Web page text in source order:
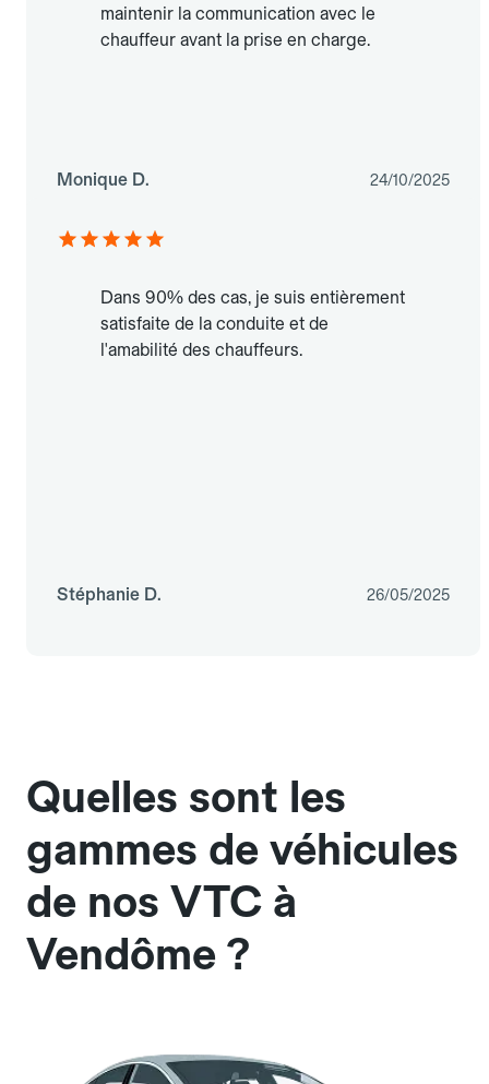
maintenir la communication avec le
chauffeur avant la prise en charge.
Monique D. 24/10/2025
Dans 90% des cas, je suis entièrement
satisfaite de la conduite et de
l'amabilité des chauffeurs.
Stéphanie D. 26/05/2025
Quelles sont les
gammes de véhicules
de nos VTC à
Vendôme ?